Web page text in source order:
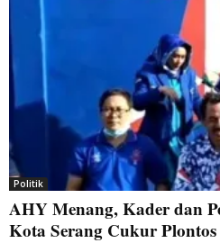
Politik
AHY Menang, Kader dan
Kota Serang Cukur Plontos